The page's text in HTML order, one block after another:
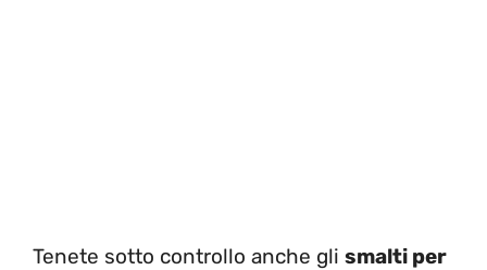
Tenete sotto controllo anche gli smalti per